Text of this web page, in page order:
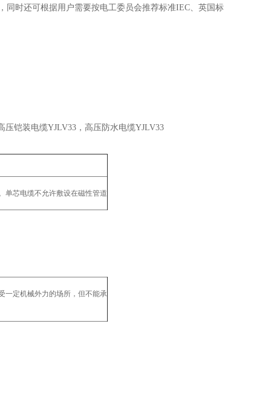
同时还可根据用户需要按电工委员会推荐标准IEC、英国标
压铠装电缆YJLV33，高压防水电缆YJLV33
单芯电缆不允许敷设在磁性管道
一定机械外力的场所，但不能承